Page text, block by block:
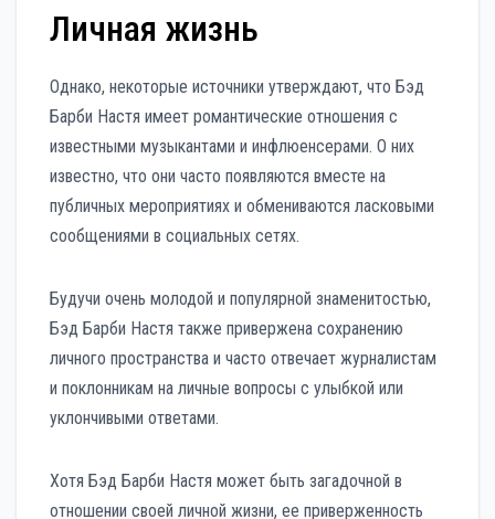
Личная жизнь
Однако, некоторые источники утверждают, что Бэд
Барби Настя имеет романтические отношения с
известными музыкантами и инфлюенсерами. О них
известно, что они часто появляются вместе на
публичных мероприятиях и обмениваются ласковыми
сообщениями в социальных сетях.
Будучи очень молодой и популярной знаменитостью,
Бэд Барби Настя также привержена сохранению
личного пространства и часто отвечает журналистам
и поклонникам на личные вопросы с улыбкой или
уклончивыми ответами.
Хотя Бэд Барби Настя может быть загадочной в
отношении своей личной жизни, ее приверженность